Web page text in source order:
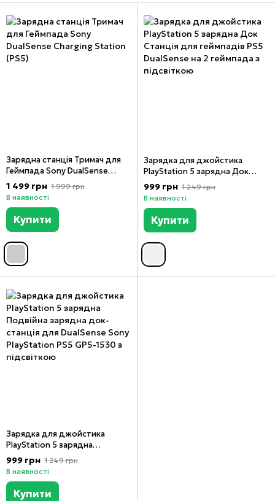
Зарядна станція Тримач для
Геймпада Sony DualSense
Charging Station (PS5), Чорний
з білим, Чорний з білим
1 499 грн 1 999 грн
В наявності
Купити
Зарядка для джойстика
PlayStation 5 зарядна Док
Станція для геймпадів PS5
DualSense на 2 геймпада з
999 грн 1 249 грн
В наявності
Купити
Зарядка для джойстика
PlayStation 5 зарядна
Подвійна зарядна док-станція
для DualSense Sony
підсвіткою, Білий, Білий
999 грн 1 249 грн
В наявності
Купити